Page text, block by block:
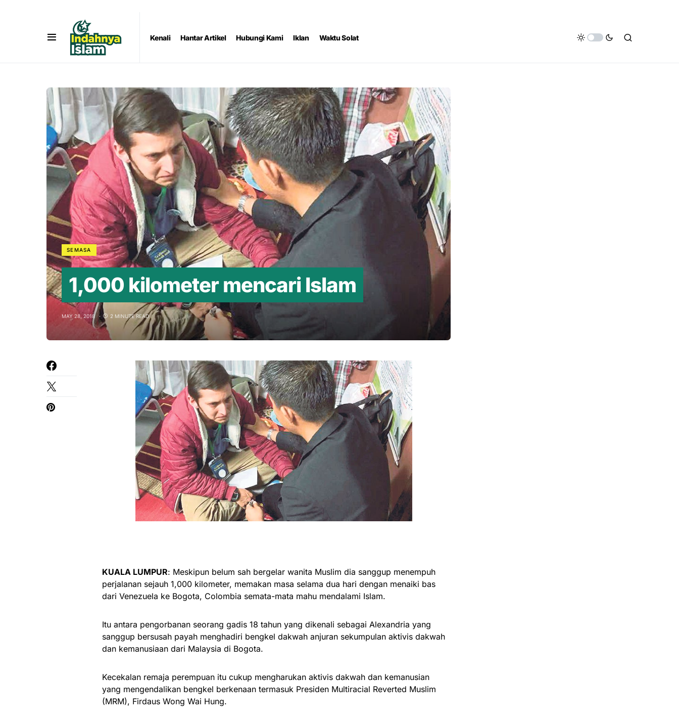
Kenali Hantar Artikel Hubungi Kami Iklan Waktu Solat
SEMASA
1,000 kilometer mencari Islam
MAY 28, 2018 2 MINUTE READ
KUALA LUMPUR: Meskipun belum sah bergelar wanita Muslim dia sanggup menempuh
perjalanan sejauh 1,000 kilometer, memakan masa selama dua hari dengan menaiki bas
dari Venezuela ke Bogota, Colombia semata-mata mahu mendalami Islam.
Itu antara pengorbanan seorang gadis 18 tahun yang dikenali sebagai Alexandria yang
sanggup bersusah payah menghadiri bengkel dakwah anjuran sekumpulan aktivis dakwah
dan kemanusiaan dari Malaysia di Bogota.
Kecekalan remaja perempuan itu cukup mengharukan aktivis dakwah dan kemanusian
yang mengendalikan bengkel berkenaan termasuk Presiden Multiracial Reverted Muslim
(MRM), Firdaus Wong Wai Hung.